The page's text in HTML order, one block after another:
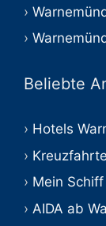
Beliebte
Hotels
Mein
AIDA ab